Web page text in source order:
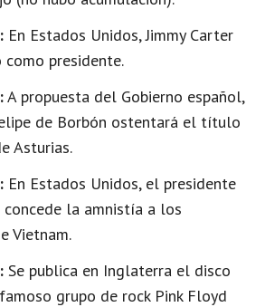
: En Estados Unidos, Jimmy Carter
como presidente.
:A propuesta del Gobierno español,
de Borbón ostentará el título
Asturias.
: En Estados Unidos, el presidente
concede la amnistía a los
Vietnam.
: Se publica en Inglaterra el disco
grupo de rock Pink Floyd